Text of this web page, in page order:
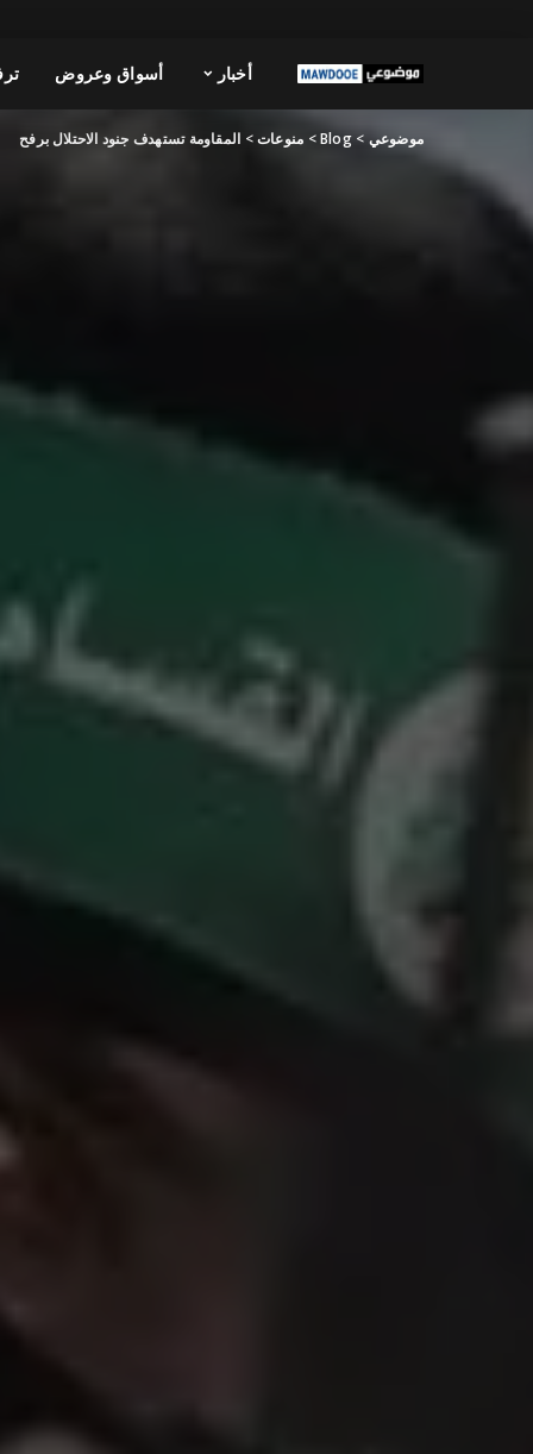
أخبار أسواق وعروض
موضوعي >
Blog
> منوعات> المقاومة تستهدف جنود الاحتلال برفح